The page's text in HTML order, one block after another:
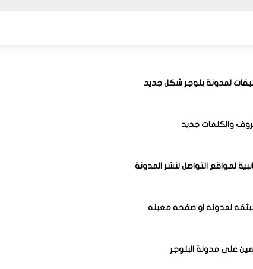
لمدونة بلوجر شكل جديد
والكلمات جديد
لمواقع التواصل لنشر المدونة
لمدونه او صفحه معينه
على مدونة البلوجر